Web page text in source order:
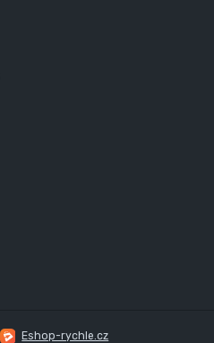
Eshop-rychle.cz